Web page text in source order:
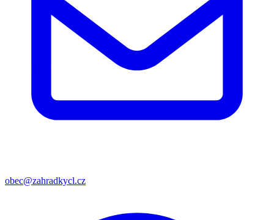
obec@zahradkycl.cz